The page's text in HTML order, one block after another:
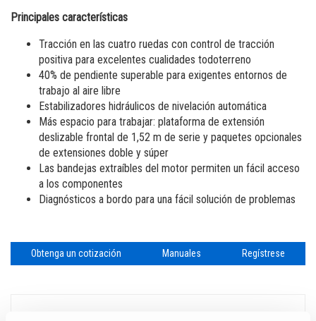
Principales características
Tracción en las cuatro ruedas con control de tracción
positiva para excelentes cualidades todoterreno
40% de pendiente superable para exigentes entornos de
trabajo al aire libre
Estabilizadores hidráulicos de nivelación automática
Más espacio para trabajar: plataforma de extensión
deslizable frontal de 1,52 m de serie y paquetes opcionales
de extensiones doble y súper
Las bandejas extraíbles del motor permiten un fácil acceso
a los componentes
Diagnósticos a bordo para una fácil solución de problemas
Obtenga un cotización Manuales Regístrese